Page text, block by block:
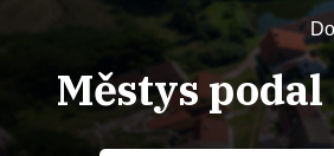
Městys